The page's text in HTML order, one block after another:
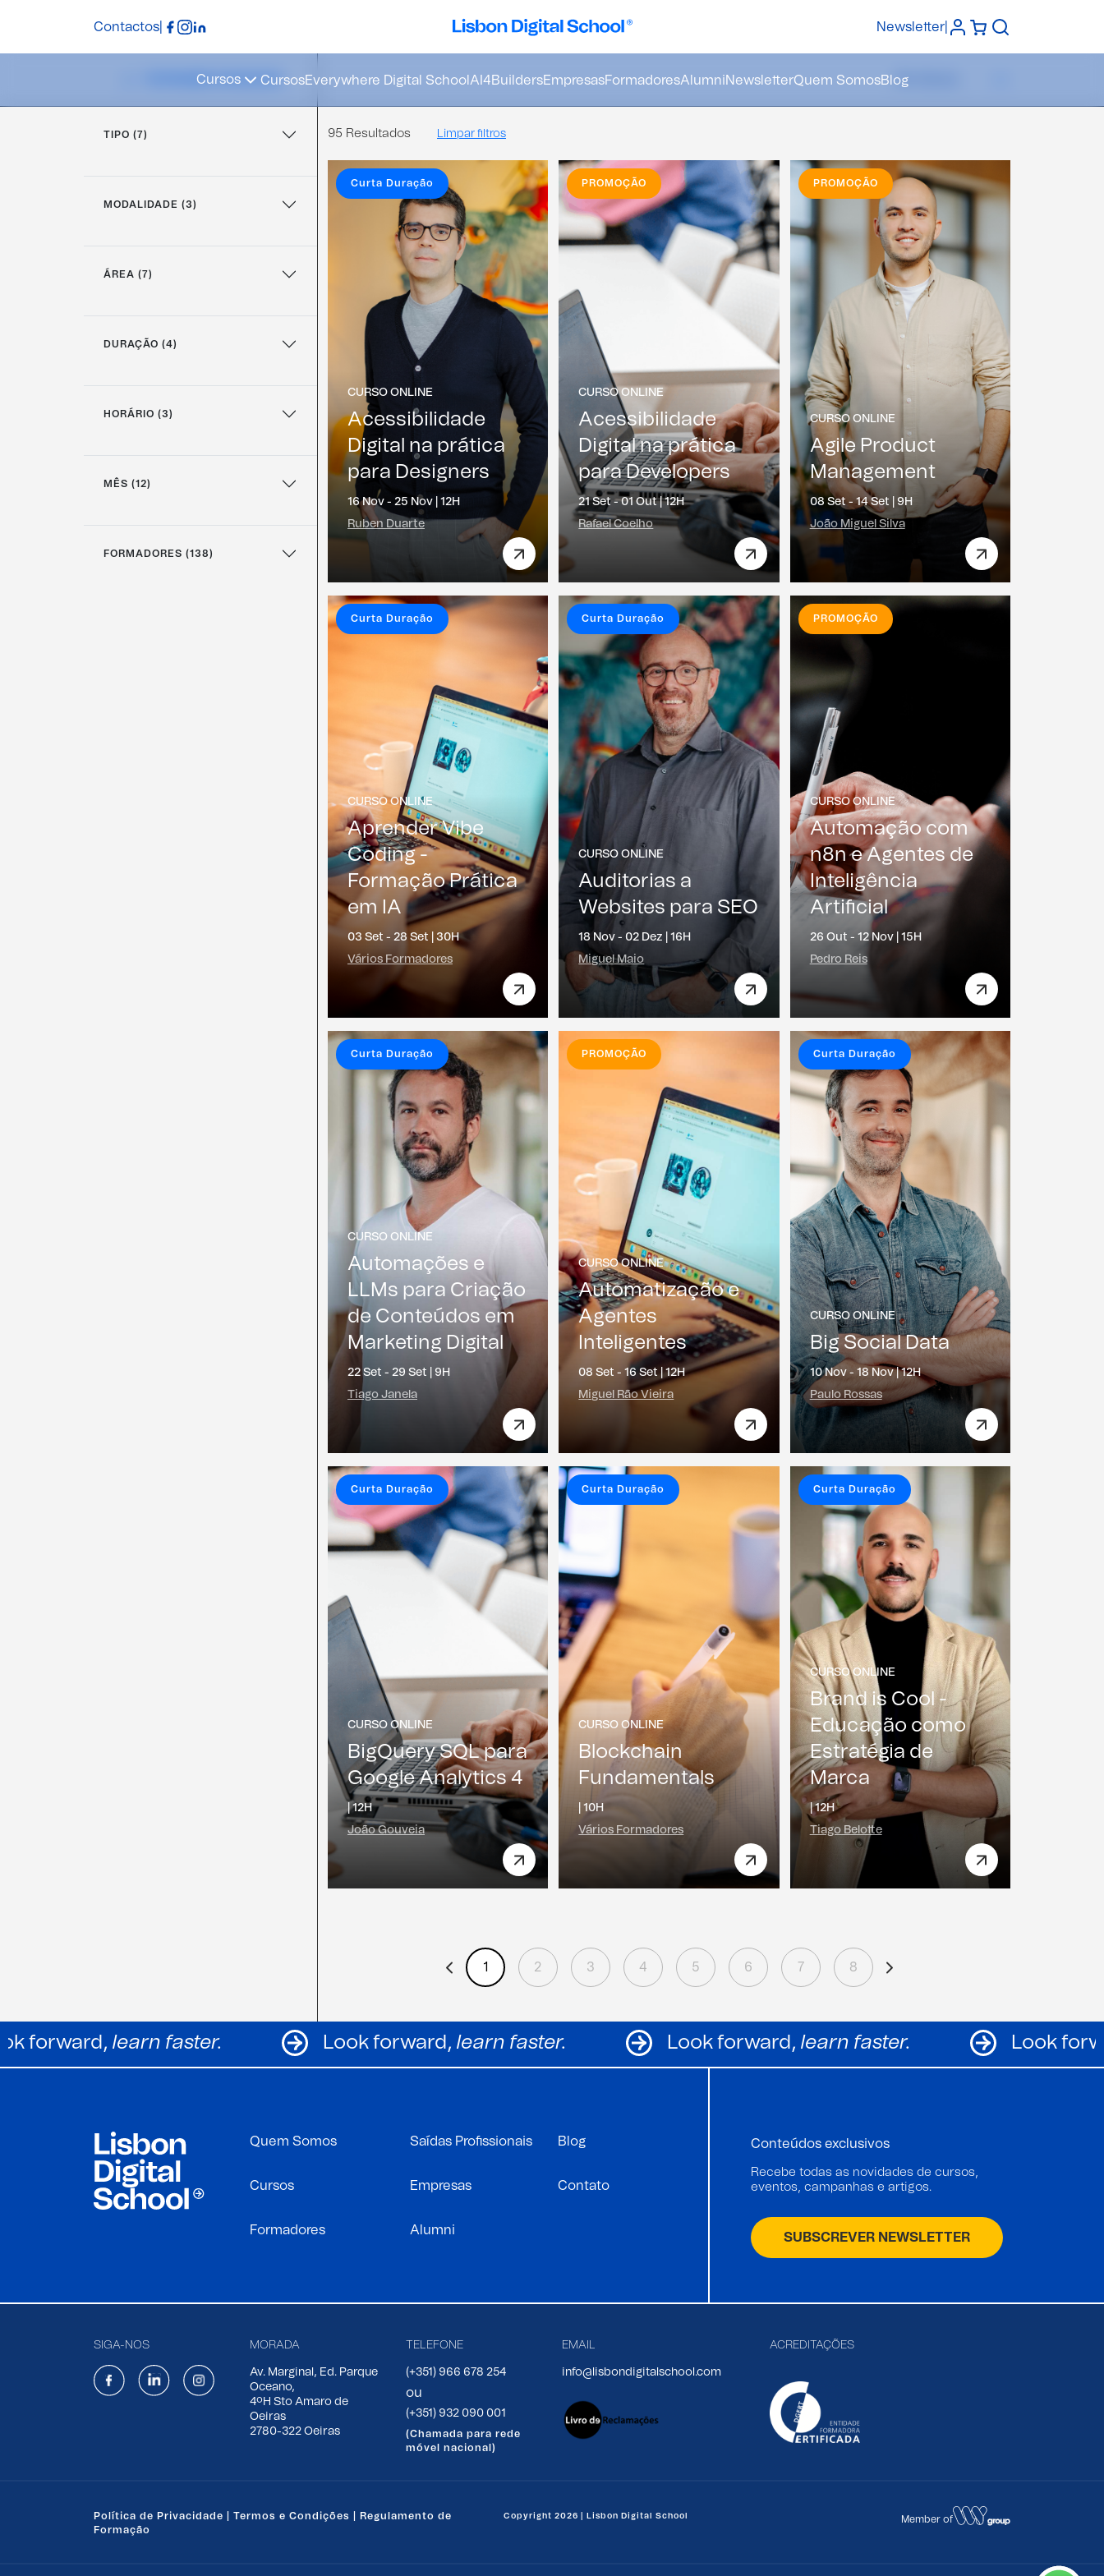
Contactos Newsletter
Cursos CursosEverywhere Digital School AI4BuildersEmpresasFormadoresAlumniNewsletterQuem SomosBlog
FILTRAGEM AVANÇADA
TIPO (7)
MODALIDADE (3)
ÁREA (7)
DURAÇÃO (4)
HORÁRIO (3)
MÊS (12)
FORMADORES (138)
95 Resultados Limpar filtros
CURSO ONLINE
Acessibilidade
Digital na prática
para Designers
16 Nov - 25 Nov | 12H
Ruben Duarte
Curta Duração
CURSO ONLINE
Acessibilidade
Digital na prática
para Developers
21 Set - 01 Out |12H
Rafael Coelho
PROMOÇÃO
CURSO ONLINE
Agile Product
Management
08 Set - 14 Set | 9H
João Miguel Silva
PROMOÇÃO
CURSO ONLINE
Aprender Vibe
Coding -
Formação Prática
em IA
03 Set - 28 Set | 30H
Vários Formadores
Curta Duração
CURSO ONLINE
Auditorias a
Websites para SEO
18 Nov - 02 Dez |16H
Miguel Maio
Curta Duração
CURSO ONLINE
Automação com
n8n e Agentes de
Inteligência
Artificial
26 Out - 12 Nov | 15H
Pedro Reis
PROMOÇÃO
CURSO ONLINE
Automações e
LLMs para Criação
de Conteúdos em
Marketing Digital
22 Set - 29 Set | 9H
Tiago Janela
Curta Duração
CURSO ONLINE
Automatização e
Agentes
Inteligentes
08 Set - 16 Set |12H
Miguel Rão Vieira
PROMOÇÃO
CURSO ONLINE
Big Social Data
10 Nov - 18 Nov |12H
Paulo Rossas
Curta Duração
CURSO ONLINE
BigQuery SQL para
Google Analytics 4
|12H
João Gouveia
Curta Duração
CURSO ONLINE
Blockchain
Fundamentals
|10H
Vários Formadores
Curta Duração
CURSO ONLINE
Brand is Cool -
Educação como
Estratégia de
Marca
|12H
Tiago Belotte
Curta Duração
1 2 3 4 5 6 7 8
Look forward, learn faster. Look forward, learn faster. Look forward, learn faster.
Quem Somos Saídas Profissionais Blog
Cursos Empresas Contato
Formadores Alumni
Conteúdos exclusivos
Recebe todas as novidades de cursos,
eventos, campanhas e artigos.
SUBSCREVER NEWSLETTER
SIGA-NOS MORADA
Av. Marginal, Ed. Parque
Oceano,
4ºH Sto Amaro de
Oeiras
2780-322 Oeiras
TELEFONE
(+351) 966 678 254
ou
(+351) 932 090 001
(Chamada para rede
móvel nacional)
EMAIL
info@lisbondigitalschool.com
ACREDITAÇÕES
Política de Privacidade Termos e Condições
Regulamento de
Formação
Copyright 2026 | Lisbon Digital School Member of